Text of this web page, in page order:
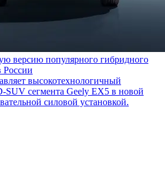
версию популярного гибридного
России
высокотехнологичный
SUV сегмента Geely EX5 в новой
силовой установкой.